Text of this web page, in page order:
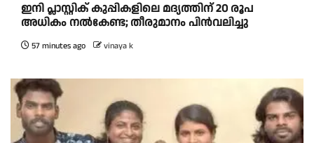
ഇനി പ്ലാസ്റ്റിക് കുപ്പികളിലെ മദ്യത്തിന് 20 രൂപ
അധികം നല്‍കേണ്ട; തീരുമാനം പിന്‍വലിച്ചു
57 minutes ago vinaya k